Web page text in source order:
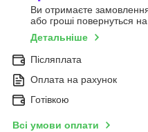
Ви отримаєте
або гроші повернуться
Детальніше
Післяплата
Оплата на рахунок
Готівкою
Всі умови оплати